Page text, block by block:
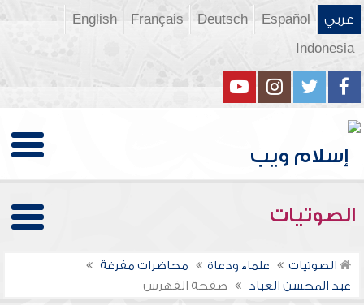
عربي Español
Deutsch
Français
English
Indonesia
الصوتيات
الصوتيات علماء ودعاة
محاضرات مفرغة
عبد المحسن العباد
صفحة الفهرس